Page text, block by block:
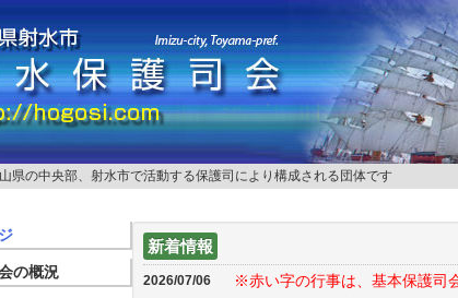
県の中央部、射水市で活動する保護司により構成される団体です
新着情報
2026/07/06 ※赤い字の行事は、基本保護司
の概況